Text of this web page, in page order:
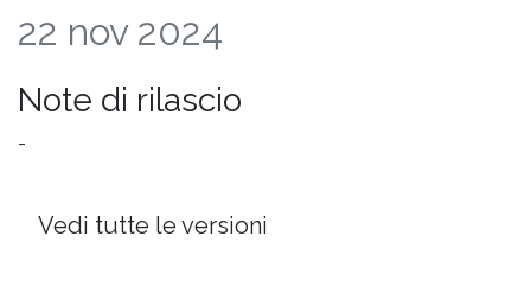
22 nov 2024
Note di rilascio
-
Vedi tutte le versioni